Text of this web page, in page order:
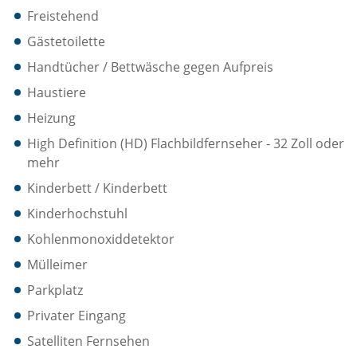
Freistehend
Gästetoilette
Handtücher / Bettwäsche gegen Aufpreis
Haustiere
Heizung
High Definition (HD) Flachbildfernseher - 32 Zoll oder
mehr
Kinderbett / Kinderbett
Kinderhochstuhl
Kohlenmonoxiddetektor
Mülleimer
Parkplatz
Privater Eingang
Satelliten Fernsehen